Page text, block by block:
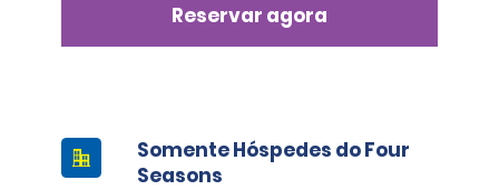
Reservar agora
Somente Hóspedes do Four
Seasons